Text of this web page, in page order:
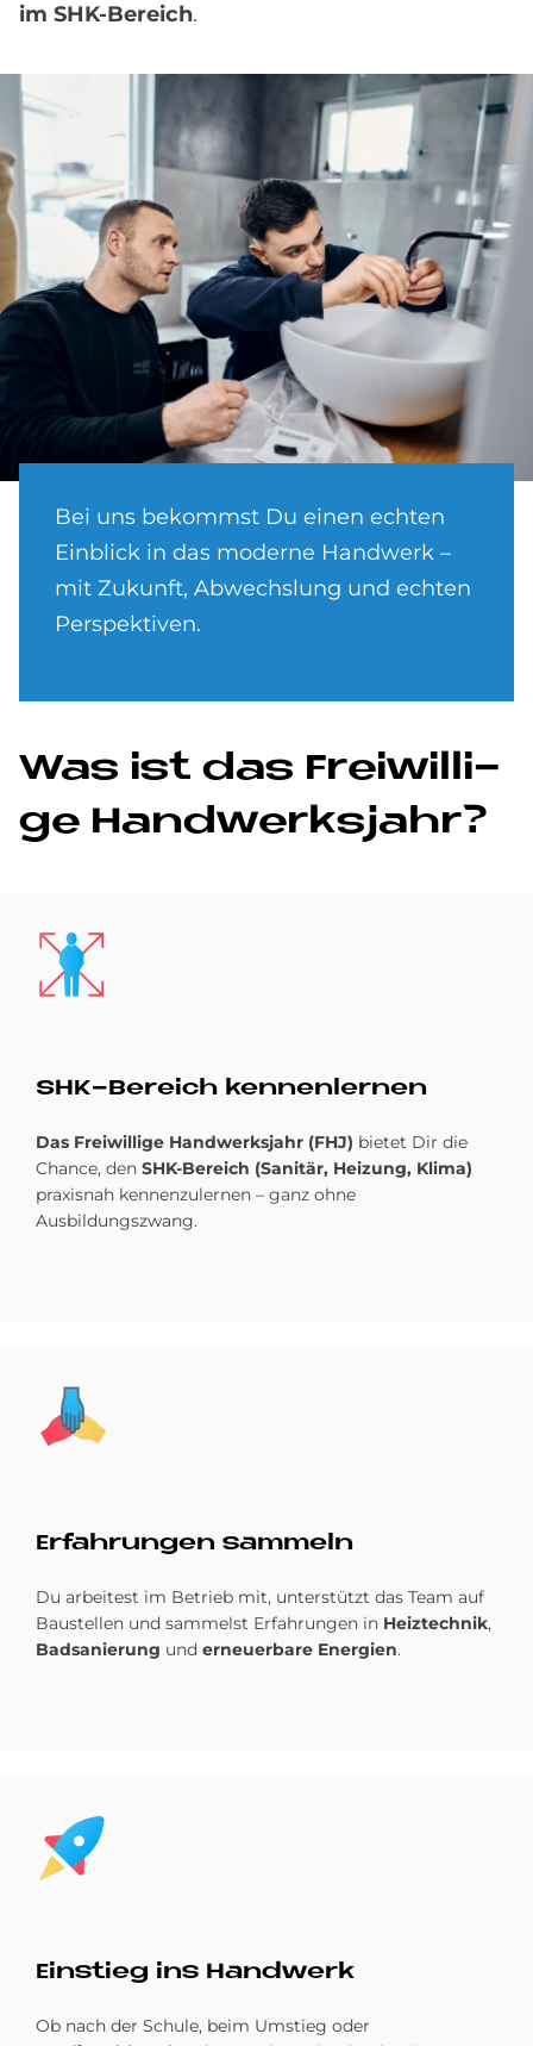
im SHK-Bereich.
Bei uns bekommst Du einen echten
Einblick in das moderne Handwerk –
mit Zukunft, Abwechslung und echten
Perspektiven.
Was ist das Frei­wil­li­
ge Hand­werks­jahr?
Bild
SHK-Be­reich ken­nen­ler­nen
Das Freiwillige Handwerksjahr (FHJ) bietet Dir die
Chance, den SHK-Bereich (Sanitär, Heizung, Klima)
praxisnah kennenzulernen – ganz ohne
Ausbildungszwang.
Bild
Er­fah­run­gen sam­meln
Du arbeitest im Betrieb mit, unterstützt das Team auf
Baustellen und sammelst Erfahrungen in Heiztechnik,
Badsanierung und erneuerbare Energien.
Ein­stieg ins Hand­werk
Ob nach der Schule, beim Umstieg oder